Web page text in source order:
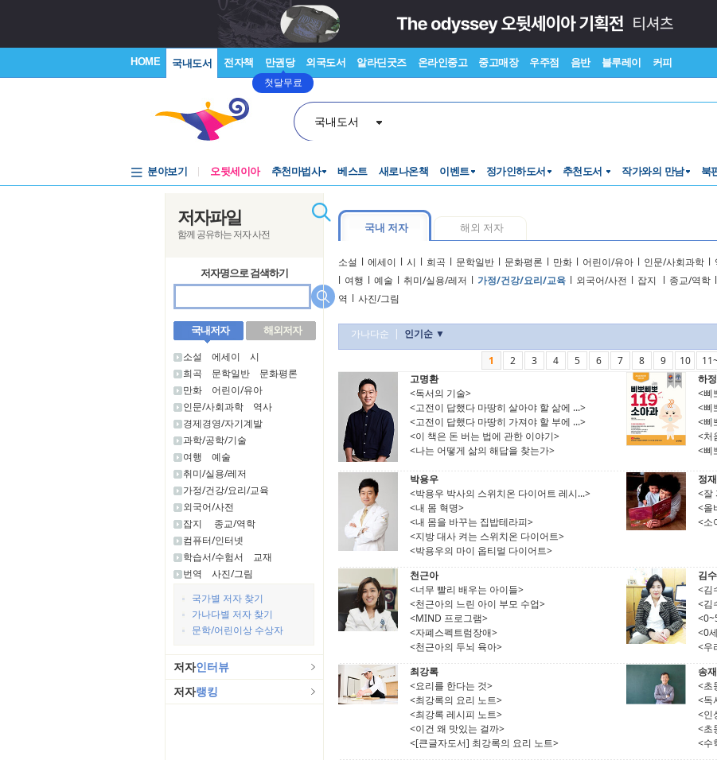
HOME 국내도서 전자책 만권당
첫달무료
외국도서 알라딘굿즈 온라인중고 중고매장 우주점 음반 블루레이 커피
국내도서
분야보기 오뒷세이아 추천마법사 베스트 새로나온책 이벤트 정가인하도서 추천도서 작가와의 만남 북
저자파일
함께 공유하는 저자 사전
저자명으로 검색하기
국내저자 해외저자
소설 에세이
시
희곡
문학일반
문화평론
만화
어린이/유아
인문/사회과학
역사
경제경영/자기계발
과학/공학/기술
여행
예술
취미/실용/레저
가정/건강/요리/교육
외국어/사전
잡지
종교/역학
컴퓨터/인터넷
학습서/수험서
교재
번역
사진/그림
국가별 저자 찾기
가나다별 저자 찾기
문학/어린이상 수상자
저자인터뷰
저자랭킹
국내 저자 해외 저자
소설 l 에세이 l 시 l 희곡 l 문학일반 l 문화평론 l 만화 l 어린이/유아 l 인문/사회과학 l
l 여행 l 예술 l 취미/실용/레저 l 가정/건강/요리/교육 l 외국어/사전 l 잡지 l 종교/역학 l
역 l 사진/그림
가나다순 | 인기순 ▼
1
2 3 4 5 6 7 8 9 10
고명환
<독서의 기술>
<고전이 답했다 마땅히 살아야 할 삶에 ...>
<고전이 답했다 마땅히 가져야 할 부에 ...>
<이 책은 돈 버는 법에 관한 이야기>
<나는 어떻게 삶의 해답을 찾는가>
하
<삐
<삐
<삐
<처
<삐
박용우
<박용우 박사의 스위치온 다이어트 레시...>
<내 몸 혁명>
<내 몸을 바꾸는 집밥테라피>
<지방 대사 켜는 스위치온 다이어트>
<박용우의 마이 옵티멀 다이어트>
정
<잘
<올
<소
천근아
<너무 빨리 배우는 아이들>
<천근아의 느린 아이 부모 수업>
<MIND 프로그램>
<자폐스펙트럼장애>
<천근아의 두뇌 육아>
김
<김
<김
<0
<우
최강록
<요리를 한다는 것>
<최강록의 요리 노트>
<최강록 레시피 노트>
<이건 왜 맛있는 걸까>
<[큰글자도서] 최강록의 요리 노트>
송
<초
<독
<인
<초
<수